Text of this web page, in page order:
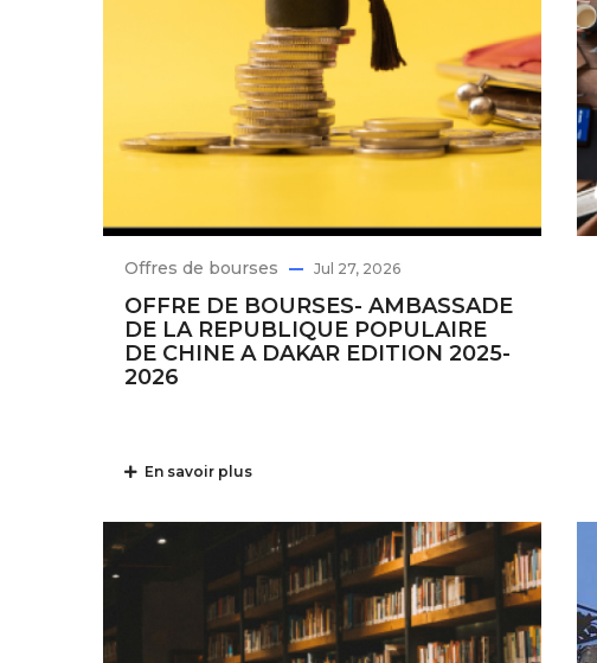
Offres de bourses Jul 27, 2026
OFFRE DE BOURSES- AMBASSADE
DE LA REPUBLIQUE POPULAIRE
DE CHINE A DAKAR EDITION 2025-
2026
En savoir plus